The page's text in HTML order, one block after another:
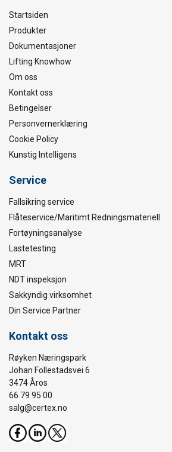
Startsiden
Produkter
Dokumentasjoner
Lifting Knowhow
Om oss
Kontakt oss
Betingelser
Personvernerklæring
Cookie Policy
Kunstig Intelligens
Service
Fallsikring service
Flåteservice/Maritimt Redningsmateriell
Fortøyningsanalyse
Lastetesting
MRT
NDT inspeksjon
Sakkyndig virksomhet
Din Service Partner
Kontakt oss
Røyken Næringspark
Johan Follestadsvei 6
3474 Åros
66 79 95 00
salg@certex.no